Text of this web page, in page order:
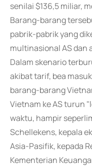
senilai $136,5 miliar,
Barang-barang
pabrik-pabrik yang
multinasional AS dan
Dalam skenario
akibat tarif, bea
barang-barang
Vietnam ke AS turun
waktu, hampir
Schellekens, kepala
Asia-Pasifik, kepada
Kementerian